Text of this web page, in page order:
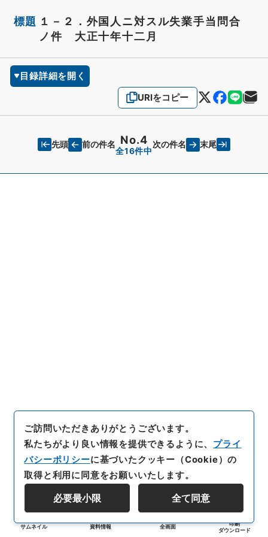
標題 １－２．外国人ニ対スル失業手当問合
ノ件 大正十年十二月
目録詳細を開く
URIをコピー
先頭 前の件名 No.4
全16件中
次の件名 末尾
サムネイル 資料情報 全画面
印刷
ダウンロード
ご訪問いただきありがとうございます。
私たちがより良い情報を提供できるように、 プライ
バシーポリシーに基づいたクッキー（Cookie）の
取得と利用に同意をお願いいたします。
必要最小限 全て同意